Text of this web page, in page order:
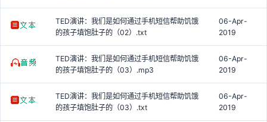
TED演讲：我们是如何通过手机短信帮助饥饿
的孩子填饱肚子的（02）.txt
06-Apr-
2019
TED演讲：我们是如何通过手机短信帮助饥饿
的孩子填饱肚子的（03）.mp3
06-Apr-
2019
TED演讲：我们是如何通过手机短信帮助饥饿
的孩子填饱肚子的（03）.txt
06-Apr-
2019